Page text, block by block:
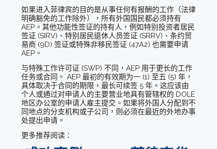
如果进入菲律宾的目的是从事任何有报酬的工作（法律
明确豁免的工作除外），所有外国国民都必须持有
AEP。其他功能性签证的持有人，例如特别投资者居民
签证 (SIRV)、特别居民退休人员签证 (SRRV)、条约贸
易商 (9D) 签证或特殊非移民签证 (47A2) 也需要申请
AEP。
与特殊工作许可证 (SWP) 不同，AEP 用于更长的工作
任务或合同。 AEP 最初的有效期为一 (1) 至五 (5) 年，
具体取决于合同的期限，最长可续签 5 年。这应该由
个人或通过对申请人的主要营业地具有管辖权的 DOLE
地区办公室的申请人雇主提交。如果将外国人分配到不
同地点的分支机构或子公司，则必须在最近的外地办事
处提出申请。
更多推荐阅读：